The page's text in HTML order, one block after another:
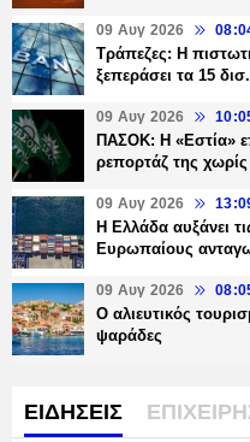
09 Αυγ 2026
Τράπεζες: H
ξεπεράσει τα 15 δισ.
09 Αυγ 2026
ΠΑΣΟΚ: Η «Εστία»
ρεπορτάζ της
09 Αυγ 2026
Η Ελλάδα αυξάνει
Ευρωπαίους
09 Αυγ 2026
Ο αλιευτικός
ψαράδες
ΕΙΔΗΣΕΙΣ